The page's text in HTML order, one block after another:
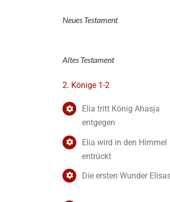
Neues Testament
Altes Testament
2. Könige 1-2
Elia tritt König Ahasja
entgegen
Elia wird in den Himmel
entrückt
Die ersten Wunder